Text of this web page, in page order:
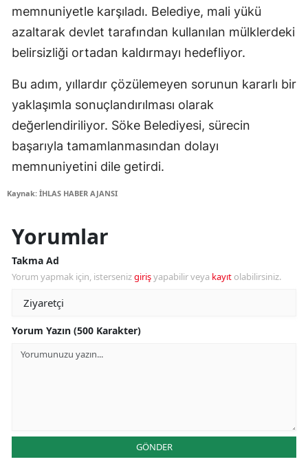
memnuniyetle karşıladı. Belediye, mali yükü
azaltarak devlet tarafından kullanılan mülklerdeki
belirsizliği ortadan kaldırmayı hedefliyor.
Bu adım, yıllardır çözülemeyen sorunun kararlı bir
yaklaşımla sonuçlandırılması olarak
değerlendiriliyor. Söke Belediyesi, sürecin
başarıyla tamamlanmasından dolayı
memnuniyetini dile getirdi.
Kaynak: İHLAS HABER AJANSI
Yorumlar
Takma Ad
Yorum yapmak için, istersenizgirişyapabilir veya kayıt olabilirsiniz.
Yorum Yazın (500 Karakter)
GÖNDER